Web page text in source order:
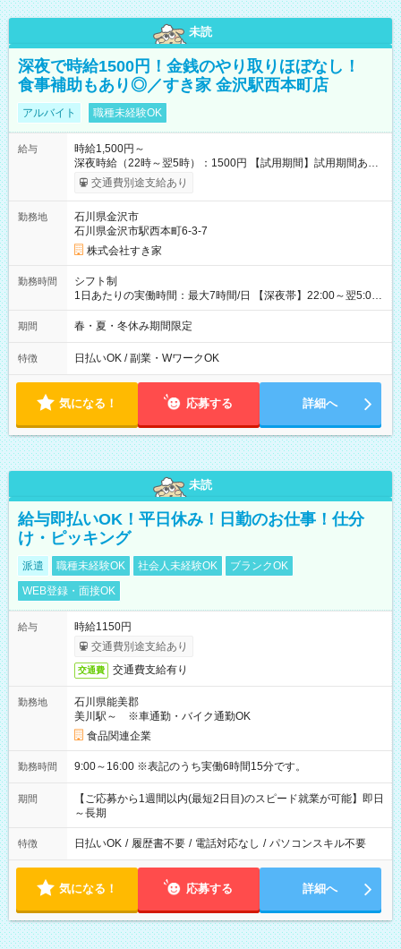
未読
深夜で時給1500円！金銭のやり取りほぼなし！
食事補助もあり◎／すき家 金沢駅西本町店
アルバイト 職種未経験OK
給与
時給1,500円～
深夜時給（22時～翌5時）：1500円 【試用期間】試用期間あり
試用期間の長さ：1ヶ月 雇用形態、給与は本採用時と同じです。
試用期間の実態は30日（※条件変更なし）ですが、切り上げで
同時給）
交通費別途支給あり
勤務地
石川県金沢市
石川県金沢市駅西本町6-3-7
株式会社すき家
勤務時間
シフト制
1日あたりの実働時間：最大7時間/日 【深夜帯】22:00～翌5:00
週2日～・1日2h～OK◎ ※22:00から翌5:00までは18歳以上の方
のみ勤務可能です（18歳未満の深夜業務禁止のため） ★深夜で
す。 必ず、2名以上での勤務を行いますので、安心して働けま
す。
期間 春・夏・冬休み期間限定
特徴 日払いOK / 副業・WワークOK
気になる！ 応募する 詳細へ
未読
給与即払いOK！平日休み！日勤のお仕事！仕分
け・ピッキング
派遣 職種未経験OK 社会人未経験OK
ブランクOK
WEB登録・面接OK
給与
時給1150円
交通費別途支給あり
交通費 交通費支給有り
勤務地
石川県能美郡
美川駅～ ※車通勤・バイク通勤OK
食品関連企業
勤務時間 9:00～16:00 ※表記のうち実働6時間15分です。
期間
【ご応募から1週間以内(最短2日目)のスピード就業が可能】即日
～長期
特徴 日払いOK / 履歴書不要 / 電話対応なし / パソコンスキル不要
気になる！ 応募する 詳細へ